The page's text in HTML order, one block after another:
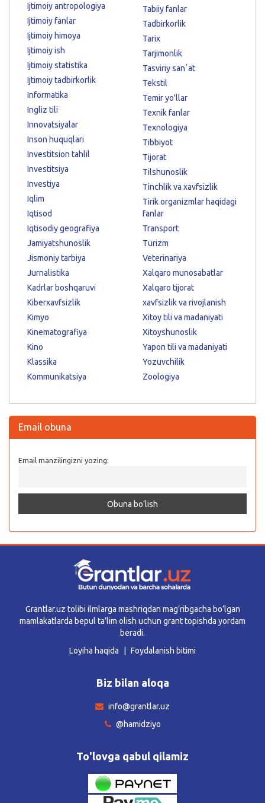
Ijtimoiy antropologiya
Ijtimoiy fanlar
Ijtimoiy himoya
Ijtimoiy ish
Ijtimoiy statistika
Ijtimoiy tadbirkorlik
Informatika
Ingliz tili
Innovatsiyalar
Inson huquqlari
Investitsion tahlil
Investitsiya
Investiya
Iqlim
Iqtisod
Iqtisodiy geografiya
Jamiyatshunoslik
Jismoniy tarbiya
Jurnalistika
Kadrlar boshqaruvi
Kiberxavfsizlik
Kimyo
Kinematografiya
Kino
Klassika
Kommunikatsiya
Tabiiy fanlar
Tadbirkorlik
Tarix
Tarjimonlik
Tasviriy sanʼat
Tekstil
Temir yo'llar
Texnik fanlar
Texnologiya
Tibbiyot
Tijorat
Tilshunoslik
Tinchlik va xavfsizlik
Tirik organizmlar haqidagi
fanlar
Transport
Turizm
Veterinariya
Xalqaro munosabatlar
Xalqaro tijorat
xavfsizlik va rivojlanish
Xitoy tili va madaniyati
Xitoyshunoslik
Yapon tili va madaniyati
Yozuvchilik
Zoologiya
Email obuna
Email manzilingizni yozing:
Grantlar.uz tolibi ilmlarga mashriqdan mag’ribgacha bo’lgan
mamlakatlarda bepul ta’lim olish uchun grant topishda yordam
beradi.
Loyiha haqida
Foydalanish bitimi
Biz bilan aloqa
info@grantlar.uz
@hamidziyo
To'lovga qabul qilamiz